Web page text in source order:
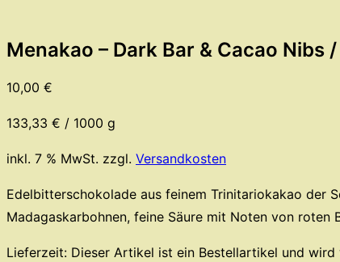
Menakao – Dark Bar & Cacao Nibs
10,00 €
133,33 € / 1000 g
inkl. 7 % MwSt. zzgl. Versandkosten
Edelbitterschokolade aus feinem Trinitariokakao der
Madagaskarbohnen, feine Säure mit Noten von roten
Lieferzeit: Dieser Artikel ist ein Bestellartikel und